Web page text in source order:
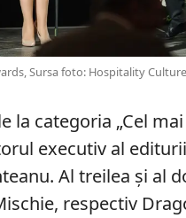
Sursa foto: Hospitality
la categoria „Cel
executiv al
Al treilea și al
respectiv